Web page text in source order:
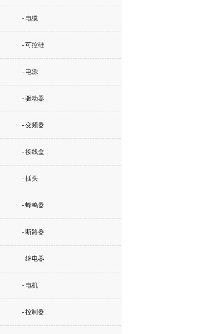
- 电缆
- 可控硅
- 电源
- 驱动器
- 变频器
- 接线盒
- 插头
- 蜂鸣器
- 断路器
- 继电器
- 电机
- 控制器